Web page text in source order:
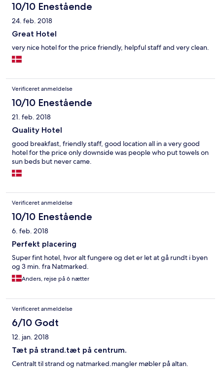
10/10 Enestående
24. feb. 2018
Great Hotel
very nice hotel for the price friendly, helpful staff and very clean.
Verificeret anmeldelse
10/10 Enestående
21. feb. 2018
Quality Hotel
good breakfast, friendly staff, good location all in a very good
hotel for the price only downside was people who put towels on
sun beds but never came.
Verificeret anmeldelse
10/10 Enestående
6. feb. 2018
Perfekt placering
Super fint hotel, hvor alt fungere og det er let at gå rundt i byen
og 3 min. fra Natmarked.
Anders, rejse på 6 nætter
Verificeret anmeldelse
6/10 Godt
12. jan. 2018
Tæt på strand.tæt på centrum.
Centralt til strand og natmarked.mangler møbler på altan.